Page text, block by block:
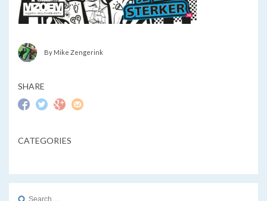
By Mike Zengerink
SHARE
CATEGORIES
Search